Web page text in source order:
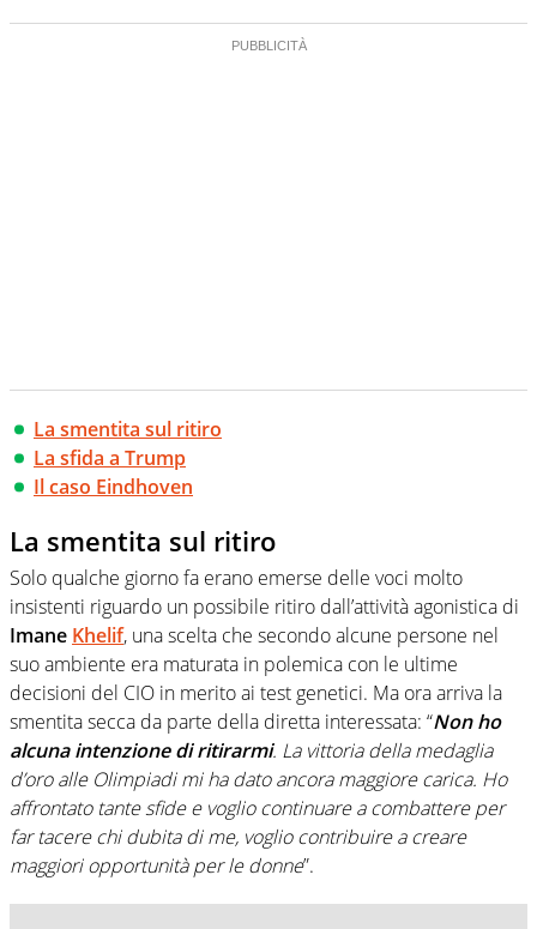
La smentita sul ritiro
La sfida a Trump
Il caso Eindhoven
La smentita sul ritiro
Solo qualche giorno fa erano emerse delle voci molto
insistenti riguardo un possibile ritiro dall’attività agonistica di
Imane Khelif, una scelta che secondo alcune persone nel
suo ambiente era maturata in polemica con le ultime
decisioni del CIO in merito ai test genetici. Ma ora arriva la
smentita secca da parte della diretta interessata: “Non ho
alcuna intenzione di ritirarmi. La vittoria della medaglia
d’oro alle Olimpiadi mi ha dato ancora maggiore carica. Ho
affrontato tante sfide e voglio continuare a combattere per
far tacere chi dubita di me, voglio contribuire a creare
maggiori opportunità per le donne”.